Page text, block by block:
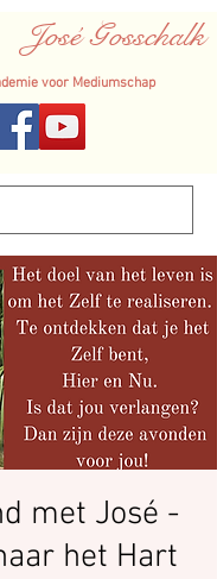
José Gosschalk
voor Mediumschap
met José -
het Hart